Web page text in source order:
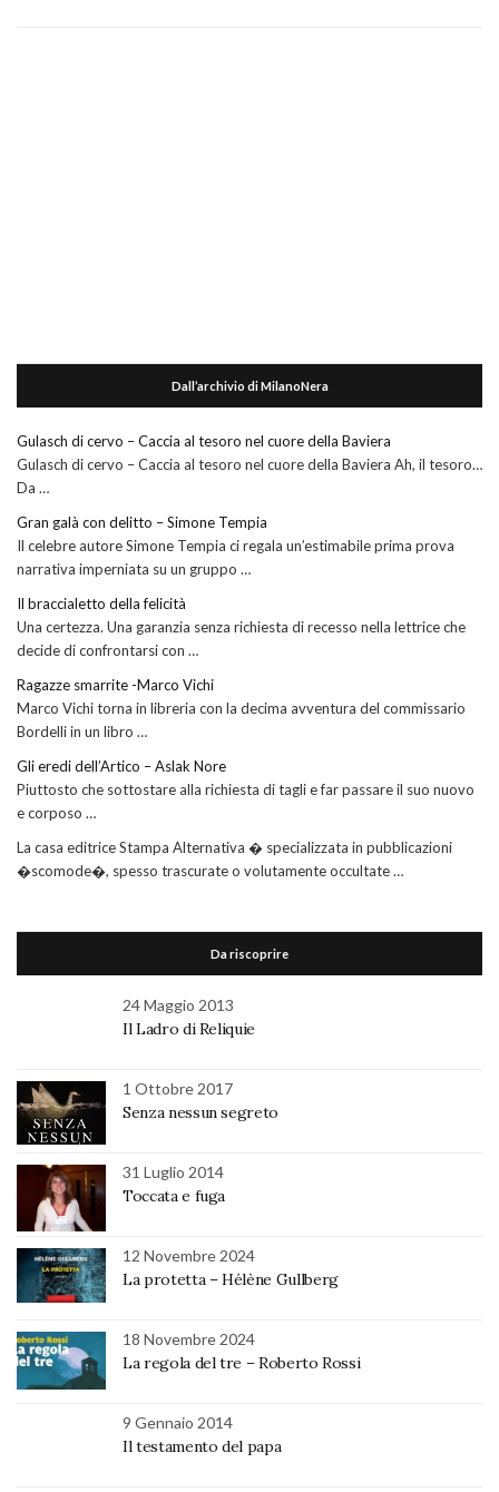
Dall’archivio di MilanoNera
Gulasch di cervo – Caccia al tesoro nel cuore della Baviera
Gulasch di cervo – Caccia al tesoro nel cuore della Baviera Ah, il tesoro…
Da …
Gran galà con delitto – Simone Tempia
Il celebre autore Simone Tempia ci regala un’estimabile prima prova
narrativa imperniata su un gruppo …
Il braccialetto della felicità
Una certezza. Una garanzia senza richiesta di recesso nella lettrice che
decide di confrontarsi con …
Ragazze smarrite -Marco Vichi
Marco Vichi torna in libreria con la decima avventura del commissario
Bordelli in un libro …
Gli eredi dell’Artico – Aslak Nore
Piuttosto che sottostare alla richiesta di tagli e far passare il suo nuovo
e corposo …
La casa editrice Stampa Alternativa � specializzata in pubblicazioni
�scomode�, spesso trascurate o volutamente occultate …
Da riscoprire
24 Maggio 2013
Il Ladro di Reliquie
1 Ottobre 2017
Senza nessun segreto
31 Luglio 2014
Toccata e fuga
12 Novembre 2024
La protetta – Hélène Gullberg
18 Novembre 2024
La regola del tre – Roberto Rossi
9 Gennaio 2014
Il testamento del papa